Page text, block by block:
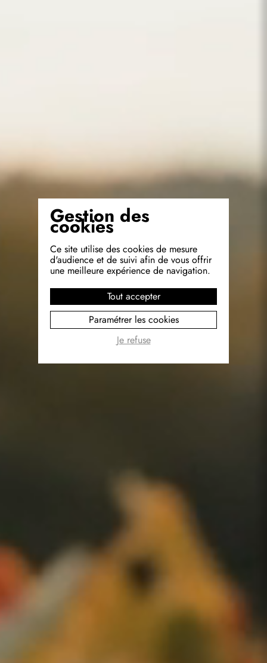
Gestion des
cookies
Ce site utilise des cookies de mesure
d'audience et de suivi afin de vous offrir
une meilleure expérience de navigation.
Tout accepter
Paramétrer les cookies
Je refuse